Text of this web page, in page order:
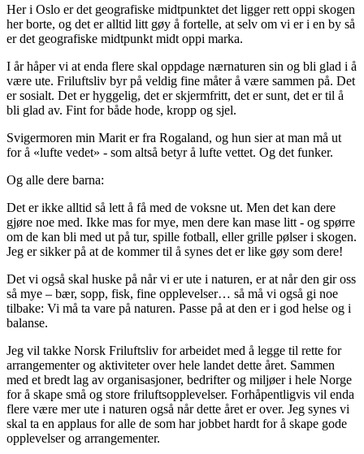
Her i Oslo er det geografiske midtpunktet det ligger rett oppi skogen
her borte, og det er alltid litt gøy å fortelle, at selv om vi er i en by så
er det geografiske midtpunkt midt oppi marka.
I år håper vi at enda flere skal oppdage nærnaturen sin og bli glad i å
være ute. Friluftsliv byr på veldig fine måter å være sammen på. Det
er sosialt. Det er hyggelig, det er skjermfritt, det er sunt, det er til å
bli glad av. Fint for både hode, kropp og sjel.
Svigermoren min Marit er fra Rogaland, og hun sier at man må ut
for å «lufte vedet» - som altså betyr å lufte vettet. Og det funker.
Og alle dere barna:
Det er ikke alltid så lett å få med de voksne ut. Men det kan dere
gjøre noe med. Ikke mas for mye, men dere kan mase litt - og spørre
om de kan bli med ut på tur, spille fotball, eller grille pølser i skogen.
Jeg er sikker på at de kommer til å synes det er like gøy som dere!
Det vi også skal huske på når vi er ute i naturen, er at når den gir oss
så mye – bær, sopp, fisk, fine opplevelser… så må vi også gi noe
tilbake: Vi må ta vare på naturen. Passe på at den er i god helse og i
balanse.
Jeg vil takke Norsk Friluftsliv for arbeidet med å legge til rette for
arrangementer og aktiviteter over hele landet dette året. Sammen
med et bredt lag av organisasjoner, bedrifter og miljøer i hele Norge
for å skape små og store friluftsopplevelser. Forhåpentligvis vil enda
flere være mer ute i naturen også når dette året er over. Jeg synes vi
skal ta en applaus for alle de som har jobbet hardt for å skape gode
opplevelser og arrangementer.